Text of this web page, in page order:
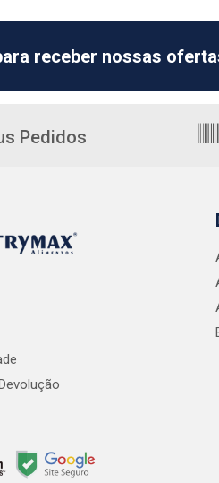
receber nossas
Pedidos